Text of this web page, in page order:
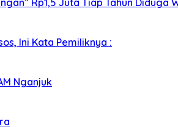
Ini Kata Pemiliknya :
Nganjuk